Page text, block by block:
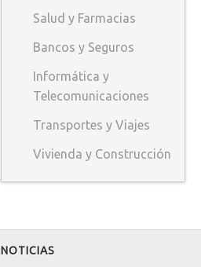
Salud y Farmacias
Bancos y Seguros
Informática y
Telecomunicaciones
Transportes y Viajes
Vivienda y Construcción
NOTICIAS